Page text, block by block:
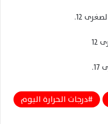
درجات الحرارة اليوم